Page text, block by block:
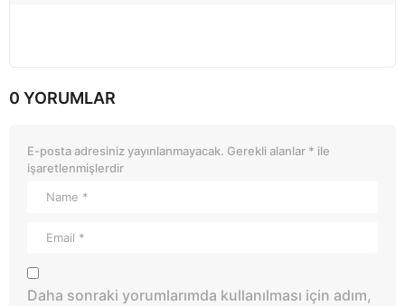
0 YORUMLAR
E-posta adresiniz yayınlanmayacak. Gerekli alanlar * ile
işaretlenmişlerdir
Daha sonraki yorumlarımda kullanılması için adım,